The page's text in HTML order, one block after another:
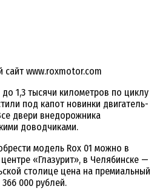
www.roxmotor.com
1,3 тысячи километров по циклу
под капот новинки двигатель-
двери внедорожника
доводчиками.
модель Rox 01 можно в
«Глазурит», в Челябинске —
столице цена на премиальный
000 рублей.